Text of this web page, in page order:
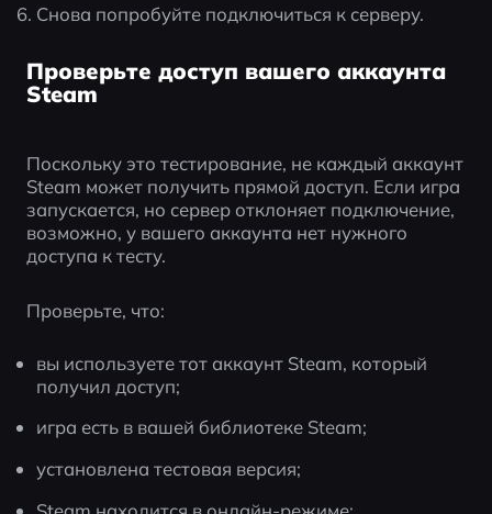
Снова попробуйте подключиться к серверу.
Проверьте доступ вашего аккаунта
Steam
Поскольку это тестирование, не каждый аккаунт
Steam может получить прямой доступ. Если игра
запускается, но сервер отклоняет подключение,
возможно, у вашего аккаунта нет нужного
доступа к тесту.
Проверьте, что:
вы используете тот аккаунт Steam, который
получил доступ;
игра есть в вашей библиотеке Steam;
установлена тестовая версия;